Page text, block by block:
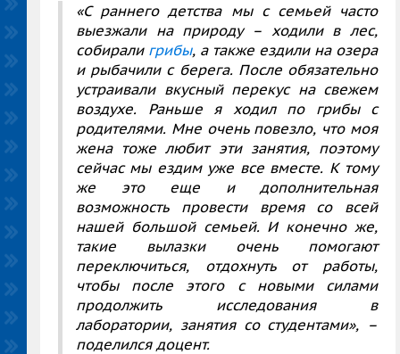
«С раннего детства мы с семьей часто
выезжали на природу – ходили в лес,
собирали грибы, а также ездили на озера
и рыбачили с берега. После обязательно
устраивали вкусный перекус на свежем
воздухе. Раньше я ходил по грибы с
родителями. Мне очень повезло, что моя
жена тоже любит эти занятия, поэтому
сейчас мы ездим уже все вместе. К тому
же это еще и дополнительная
возможность провести время со всей
нашей большой семьей. И конечно же,
такие вылазки очень помогают
переключиться, отдохнуть от работы,
чтобы после этого с новыми силами
продолжить исследования в
лаборатории, занятия со студентами», –
поделился доцент.